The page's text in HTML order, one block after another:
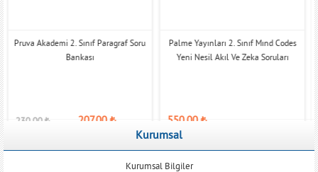
Pruva Akademi 2. Sınıf Paragraf Soru
Bankası
230,00₺ 207,00₺
Palme Yayınları 2. Sınıf Mınd Codes
Yeni Nesil Akıl Ve Zeka Soruları
550,00₺
Kurumsal
Kurumsal Bilgiler